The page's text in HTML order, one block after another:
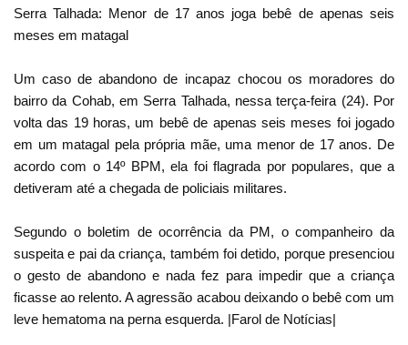
Serra Talhada: Menor de 17 anos joga bebê de apenas seis
meses em matagal
Um caso de abandono de incapaz chocou os moradores do
bairro da Cohab, em Serra Talhada, nessa terça-feira (24). Por
volta das 19 horas, um bebê de apenas seis meses foi jogado
em um matagal pela própria mãe, uma menor de 17 anos. De
acordo com o 14º BPM, ela foi flagrada por populares, que a
detiveram até a chegada de policiais militares.
Segundo o boletim de ocorrência da PM, o companheiro da
suspeita e pai da criança, também foi detido, porque presenciou
o gesto de abandono e nada fez para impedir que a criança
ficasse ao relento. A agressão acabou deixando o bebê com um
leve hematoma na perna esquerda. |Farol de Notícias|